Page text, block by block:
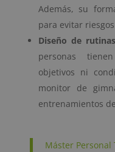
Además, su
para evitar
Diseño de
personas
objetivos ni
monitor de
entrenamientos
Máster